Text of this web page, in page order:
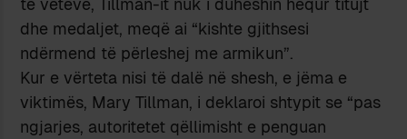
dhe medaljet, meqë ai “kishte gjithsesi
ndërmend të përleshej me armikun”.
Kur e vërteta nisi të dalë në shesh, e jëma e
viktimës, Mary Tillman, i deklaroi shtypit se “pas
ngjarjes, autoritetet qëllimisht e penguan